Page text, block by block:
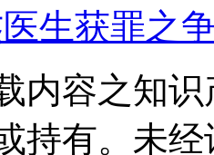
生获罪之
内容之知
持有。未